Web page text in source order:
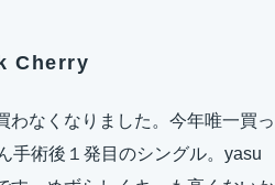
Cherry
わなくなりました。今年唯一買っ
手術後１発目のシングル。yasu